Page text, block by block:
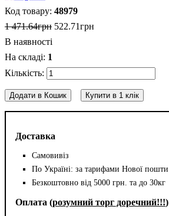
Доставка
Самовивіз
По Україні: за тарифами Нової пошти
Безкоштовно від 5000 грн. та до 30кг
Оплата (розумний торг доречний!!!)
48979
1 471.64грн 522.71грн
В наявності
1
Додати в Кошик Купити в 1 клік